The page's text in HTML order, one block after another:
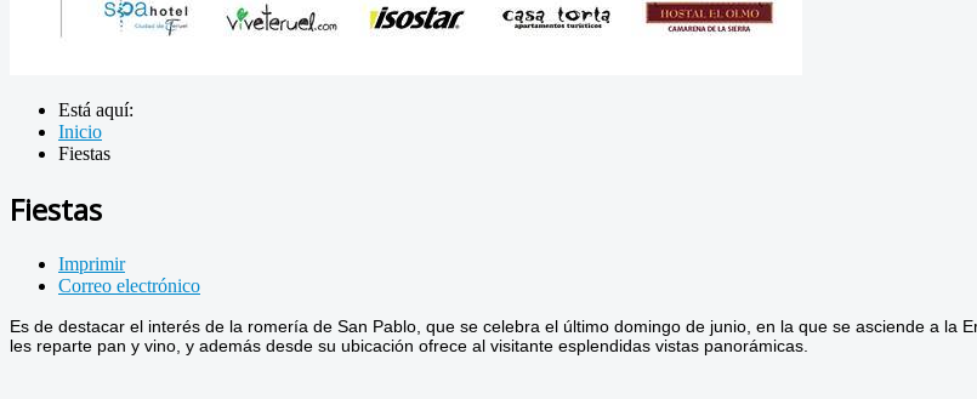
Está aquí:
Inicio
Fiestas
Fiestas
Imprimir
Correo electrónico
Es de destacar el interés de la romería de San Pablo, que se celebra el último domingo de junio, en la que se asciende a
les reparte pan y vino, y además desde su ubicación ofrece al visitante esplendidas vistas panorámicas.